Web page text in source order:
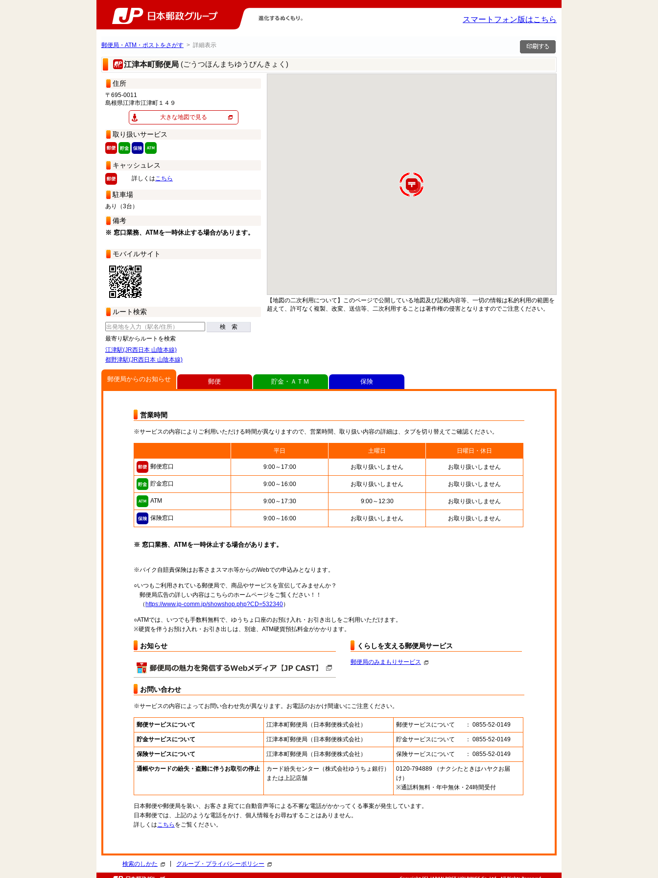
スマートフォン版はこちら
郵便局・ATM・ポストをさがす > 詳細表示
江津本町郵便局 (ごうつほんまちゆうびんきょく)
住所
〒695-0011
島根県江津市江津町１４９
大きな地図で見る
取り扱いサービス
キャッシュレス
詳しくはこちら
駐車場
あり（3台）
備考
※ 窓口業務、ATMを一時休止する場合があります。
モバイルサイト
ルート検索
検 索
最寄り駅からルートを検索
江津駅(JR西日本 山陰本線)
都野津駅(JR西日本 山陰本線)
【地図の二次利用について】このページで公開している地図及び記載内容等、一切の情報は私的利用の範囲を
超えて、許可なく複製、改変、送信等、二次利用することは著作権の侵害となりますのでご注意ください。
郵便局からのお知らせ
営業時間
※サービスの内容によりご利用いただける時間が異なりますので、営業時間、取り扱い内容の詳細は、タブを切り替えてご確認ください。
平日 土曜日 日曜日・休日
郵便窓口 9:00～17:00 お取り扱いしません お取り扱いしません
貯金窓口 9:00～16:00 お取り扱いしません お取り扱いしません
ATM 9:00～17:30 9:00～12:30 お取り扱いしません
保険窓口 9:00～16:00 お取り扱いしません お取り扱いしません
※ 窓口業務、ATMを一時休止する場合があります。
※バイク自賠責保険はお客さまスマホ等からのWebでの申込みとなります。
○いつもご利用されている郵便局で、商品やサービスを宣伝してみませんか？
郵便局広告の詳しい内容はこちらのホームページをご覧ください！！
（ https://www.jp-comm.jp/showshop.php?CD=532340）
○ATMでは、いつでも手数料無料で、ゆうちょ口座のお預け入れ・お引き出しをご利用いただけます。
※硬貨を伴うお預け入れ・お引き出しは、別途、ATM硬貨預払料金がかかります。
お知らせ くらしを支える郵便局サービス
郵便局のみまもりサービス
お問い合わせ
※サービスの内容によってお問い合わせ先が異なります。お電話のおかけ間違いにご注意ください。
郵便サービスについて 江津本町郵便局 （日本郵便株式会社） 郵便サービスについて ： 0855-52-0149
貯金サービスについて 江津本町郵便局 （日本郵便株式会社） 貯金サービスについて ： 0855-52-0149
保険サービスについて 江津本町郵便局 （日本郵便株式会社） 保険サービスについて ： 0855-52-0149
通帳やカードの紛失・盗難に伴うお取引の停止 カード紛失センター （株式会社ゆうちょ銀行）
または上記店舗
0120-794889 （ナクシたときはハヤクお届
け）
※通話料無料・年中無休・24時間受付
日本郵便や郵便局を装い、お客さま宛てに自動音声等による不審な電話がかかってくる事案が発生しています。
日本郵便では、上記のような電話をかけ、個人情報をお尋ねすることはありません。
詳しくはこちら をご覧ください。
郵便 貯金・ＡＴＭ 保険
検索のしかた グループ・プライバシーポリシー